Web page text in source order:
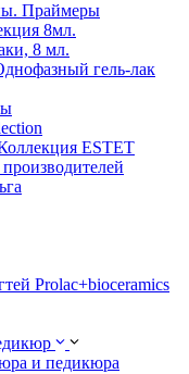
Праймеры
8мл.
8 мл.
гель-лак
ESTET
Prolac+bioceramics
и педикюра